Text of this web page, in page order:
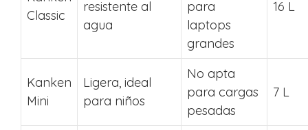
Classic
resistente al
agua
para
laptops
grandes
16 L
Kanken
Mini
Ligera, ideal
para niños
No apta
para cargas
pesadas
7 L